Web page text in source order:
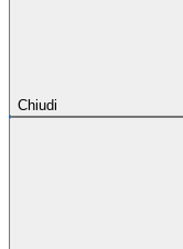
Chiudi